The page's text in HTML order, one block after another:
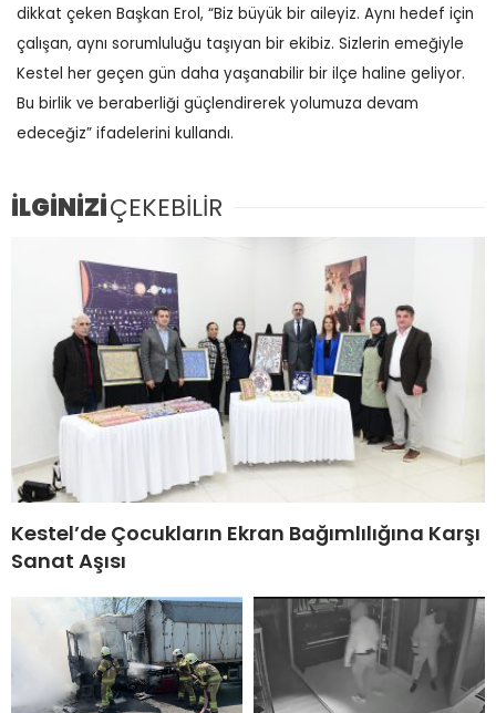
dikkat çeken Başkan Erol, “Biz büyük bir aileyiz. Aynı hedef için
çalışan, aynı sorumluluğu taşıyan bir ekibiz. Sizlerin emeğiyle
Kestel her geçen gün daha yaşanabilir bir ilçe haline geliyor.
Bu birlik ve beraberliği güçlendirerek yolumuza devam
edeceğiz” ifadelerini kullandı.
İLGİNİZİÇEKEBİLİR
Kestel’de Çocukların Ekran Bağımlılığına Karşı
Sanat Aşısı